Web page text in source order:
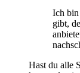
Ich bin
gibt,
Hast du alle